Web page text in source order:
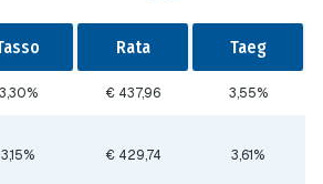
Rata Taeg
3,30% € 437,96 3,55%
3,15% € 429,74 3,61%